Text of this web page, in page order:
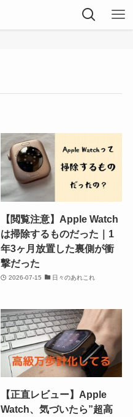
【閲覧注意】Apple Watch
は掃除するものだった｜1
年3ヶ月放置した裏側が衝
撃だった
2026-07-15 日々のあれこれ
【正直レビュー】Apple
Watch、気づいたら”超高